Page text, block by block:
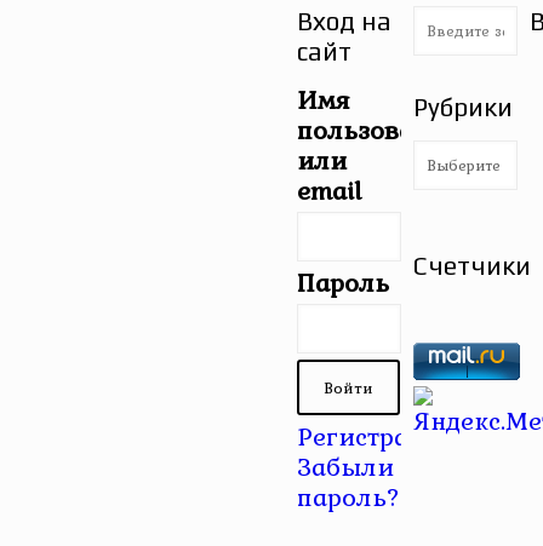
Вход на
сайт
Имя
пользователя
или
email
Пароль
Регистрация |
Забыли
пароль?
Рубрики
Рубрики
Счетчики